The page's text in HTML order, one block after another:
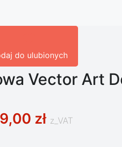
do ulubionych
Vector Art
złZakres
z_VAT